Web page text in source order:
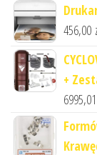
456,00
+
6995,01